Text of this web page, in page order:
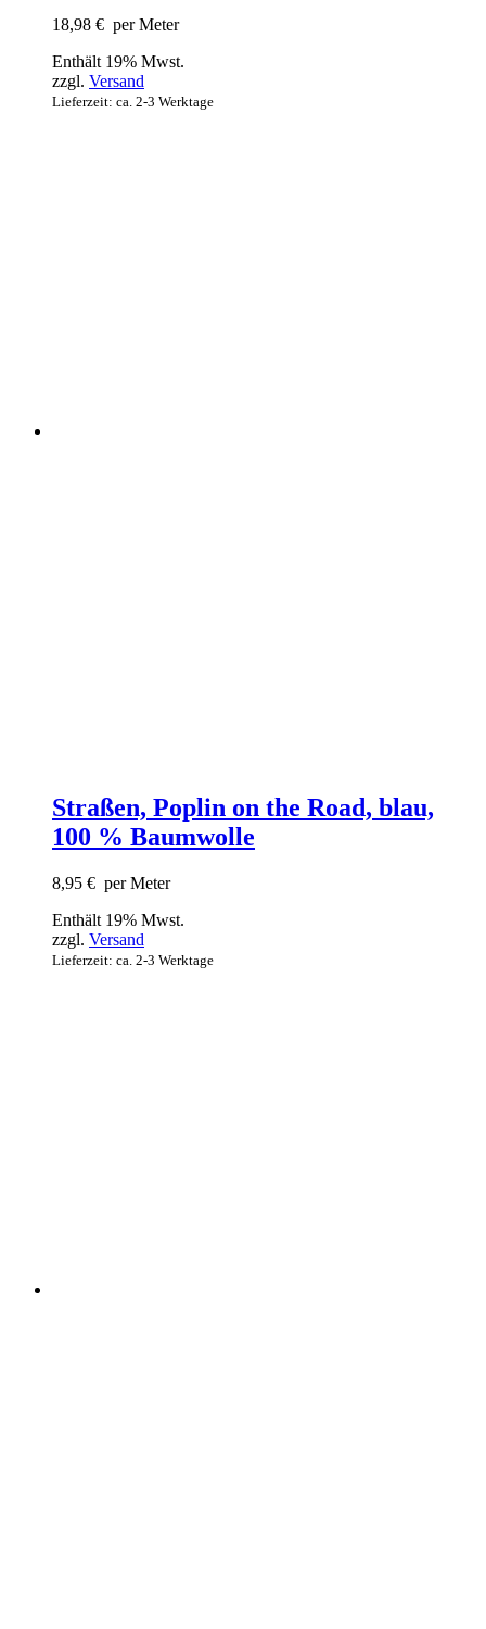
18,98 € per Meter
Enthält 19% Mwst.
zzgl. Versand
Lieferzeit: ca. 2-3 Werktage
Straßen, Poplin on the Road, blau,
100 % Baumwolle
8,95 € per Meter
Enthält 19% Mwst.
zzgl. Versand
Lieferzeit: ca. 2-3 Werktage